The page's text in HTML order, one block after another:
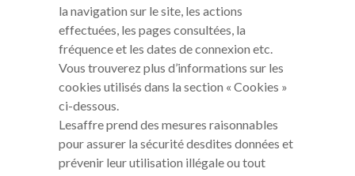
la navigation sur le site, les actions
effectuées, les pages consultées, la
fréquence et les dates de connexion etc.
Vous trouverez plus d’informations sur les
cookies utilisés dans la section « Cookies »
ci-dessous.
Lesaffre prend des mesures raisonnables
pour assurer la sécurité desdites données et
prévenir leur utilisation illégale ou tout